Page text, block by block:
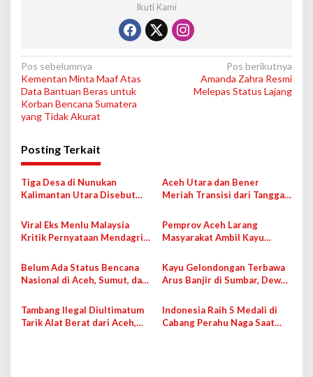
Ikuti Kami
N
a
v
i
g
a
s
p
o
s
Pos sebelumnya
Kementan Minta Maaf Atas
Data Bantuan Beras untuk
Korban Bencana Sumatera
yang Tidak Akurat
Pos berikutnya
Amanda Zahra Resmi
Melepas Status Lajang
Posting Terkait
Tiga Desa di Nunukan
Kalimantan Utara Disebut
Aceh Utara dan Bener
Meriah Transisi dari Tanggap
Pascabencana
Viral Eks Menlu Malaysia
Kritik Pernyataan Mendagri
Pemprov Aceh Larang
Masyarakat Ambil Kayu
Belum Ada Status Bencana
Nasional di Aceh, Sumut, dan
Kayu Gelondongan Terbawa
Arus Banjir di Sumbar, Dewan
Tambang Ilegal Diultimatum
Tarik Alat Berat dari Aceh,
Indonesia Raih 5 Medali di
Cabang Perahu Naga Saat